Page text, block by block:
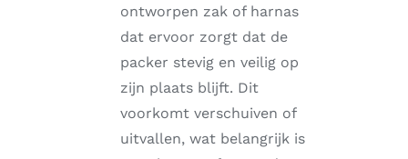
ontworpen zak of harnas
dat ervoor zorgt dat de
packer stevig en veilig op
zijn plaats blijft. Dit
voorkomt verschuiven of
uitvallen, wat belangrijk is